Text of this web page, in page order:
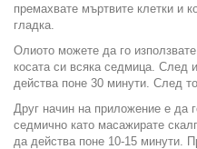
премахвате мъртвите клетки и
гладка.
Олиото можете да го
косата си всяка седмица. След
действа поне 30 минути. След
Друг начин на приложение е да
седмично като масажирате
да действа поне 10-15 минути.